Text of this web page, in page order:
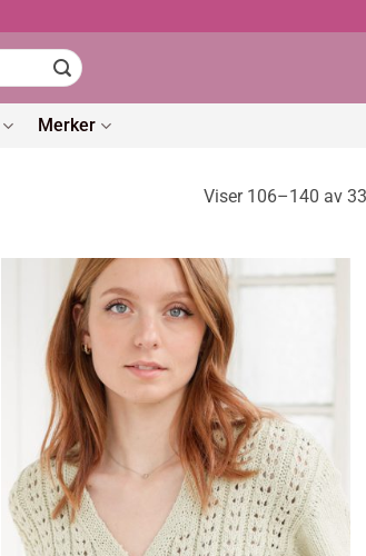
Merker
Viser 106–140 av